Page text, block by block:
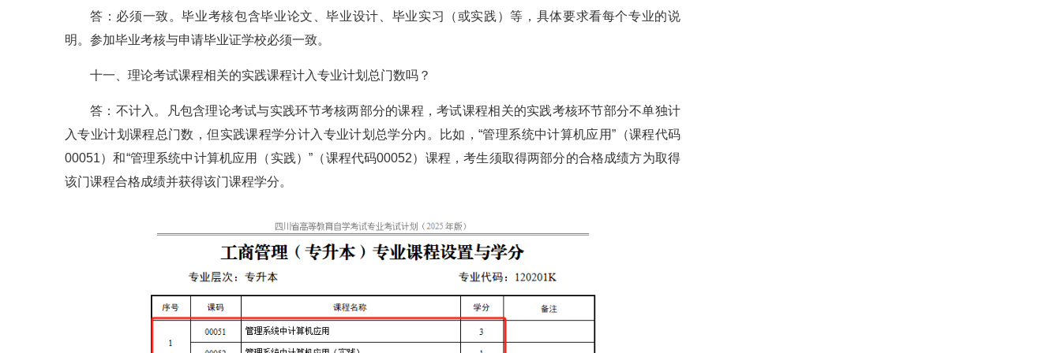
答：必须一致。毕业考核包含毕业论文、毕业设计、毕业实习（或实践）等，具体要求看每个专业的说
明。参加毕业考核与申请毕业证学校必须一致。
十一、理论考试课程相关的实践课程计入专业计划总门数吗？
答：不计入。凡包含理论考试与实践环节考核两部分的课程，考试课程相关的实践考核环节部分不单独计
入专业计划课程总门数，但实践课程学分计入专业计划总学分内。比如，“管理系统中计算机应用”（课程代码
00051）和“管理系统中计算机应用（实践）”（课程代码00052）课程，考生须取得两部分的合格成绩方为取得
该门课程合格成绩并获得该门课程学分。